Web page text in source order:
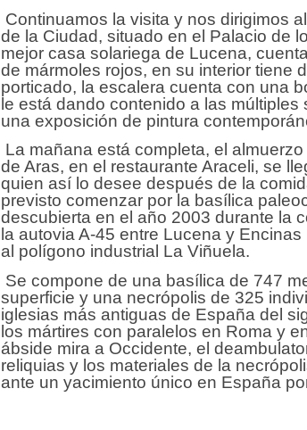
Continuamos la visita y nos dirigimos
de la Ciudad, situado en el Palacio de
mejor casa solariega de Lucena,
de mármoles rojos, en su interior tiene
porticado, la escalera cuenta con una
le está dando contenido a las múltiples
una exposición de pintura
La mañana está completa, el
de Aras, en el restaurante Araceli, se
quien así lo desee después de la
previsto comenzar por la basílica
descubierta en el año 2003 durante la
la autovia A-45 entre Lucena y
al polígono industrial La Viñuela.
Se compone de una basílica de 747
superficie y una necrópolis de 325
iglesias más antiguas de España del
los mártires con paralelos en Roma y
ábside mira a Occidente, el
reliquias y los materiales de la
ante un yacimiento único en España